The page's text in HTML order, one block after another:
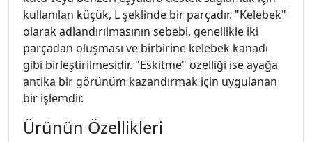
kullanılan küçük, L şeklinde bir parçadır. "Kelebek"
olarak adlandırılmasının sebebi, genellikle iki
parçadan oluşması ve birbirine kelebek kanadı
gibi birleştirilmesidir. "Eskitme" özelliği ise ayağa
antika bir görünüm kazandırmak için uygulanan
bir işlemdir.
Ürünün Özellikleri